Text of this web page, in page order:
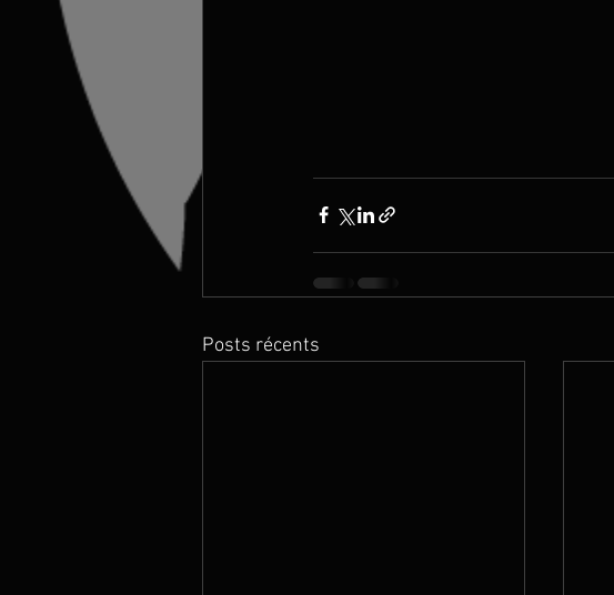
Posts récents